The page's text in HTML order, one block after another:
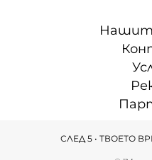
СЛЕД 5 • ТВОЕТО